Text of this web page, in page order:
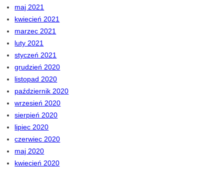
maj 2021
kwiecień 2021
marzec 2021
luty 2021
styczeń 2021
grudzień 2020
listopad 2020
październik 2020
wrzesień 2020
sierpień 2020
lipiec 2020
czerwiec 2020
maj 2020
kwiecień 2020